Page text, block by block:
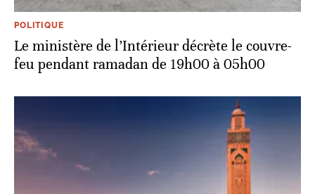
POLITIQUE
Le ministère de l’Intérieur décrète le couvre-
feu pendant ramadan de 19h00 à 05h00